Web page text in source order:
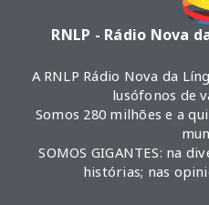
RNLP - Rádio Nova
A RNLP Rádio Nova da
lusófonos de
Somos 280 milhões e a
SOMOS GIGANTES: na
histórias; nas